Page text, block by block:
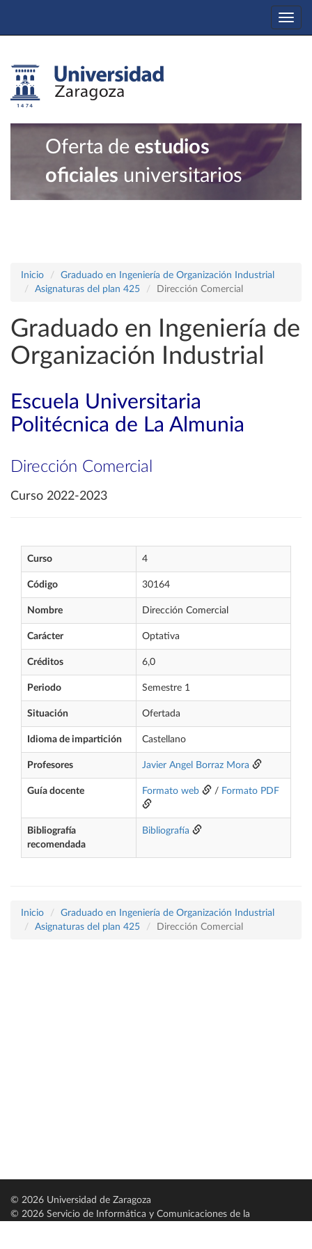
Oferta de estudios
oficiales universitarios
Inicio
Graduado en Ingeniería de Organización Industrial
Asignaturas del plan 425
Dirección Comercial
Graduado en Ingeniería de
Organización Industrial
Escuela Universitaria
Politécnica de La Almunia
Dirección Comercial
Curso 2022-2023
Curso 4
Código 30164
Nombre Dirección Comercial
Carácter Optativa
Créditos 6,0
Periodo Semestre 1
Situación Ofertada
Idioma de impartición Castellano
Profesores Javier Angel Borraz Mora
Guía docente Formato web / Formato PDF
Bibliografía
recomendada
Bibliografía
Inicio
Graduado en Ingeniería de Organización Industrial
Asignaturas del plan 425
Dirección Comercial
© 2026 Universidad de Zaragoza
© 2026 Servicio de Informática y Comunicaciones de la